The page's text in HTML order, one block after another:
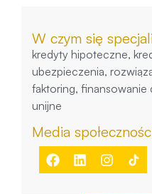
W czym się
kredyty hipoteczne,
ubezpieczenia,
faktoring,
unijne
Media